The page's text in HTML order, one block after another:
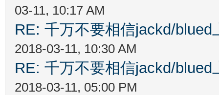
03-11, 10:17 AM
RE: 千万不要相信jackd/
2018-03-11, 10:30 AM
RE: 千万不要相信jackd/
2018-03-11, 05:00 PM